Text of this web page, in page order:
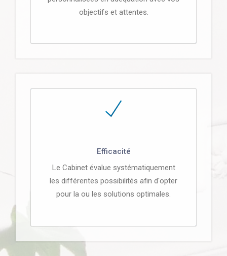
objectifs et attentes.
Efficacité
Le Cabinet évalue systématiquement
les différentes possibilités afin d'opter
pour la ou les solutions optimales.